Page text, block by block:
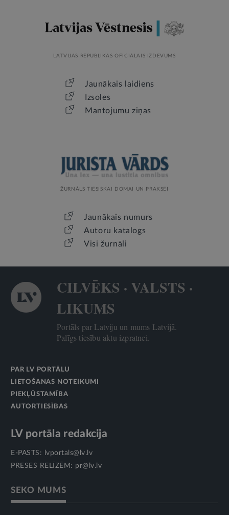
LATVIJAS REPUBLIKAS OFICIĀLAIS IZDEVUMS
Jaunākais laidiens
Izsoles
Mantojumu ziņas
ŽURNĀLS TIESISKAI DOMAI UN PRAKSEI
Jaunākais numurs
Autoru katalogs
Visi žurnāli
CILVĒKS · VALSTS ·
LIKUMS
Portāls par Latviju un mums Latvijā.
Palīgs tiesību aktu izpratnei.
PAR LV PORTĀLU
LIETOŠANAS NOTEIKUMI
PIEKĻŪSTAMĪBA
AUTORTIESĪBAS
LV portāla redakcija
E-PASTS:
lvportals@lv.lv
PRESES RELĪZĒM: pr@lv.lv
SEKO MUMS